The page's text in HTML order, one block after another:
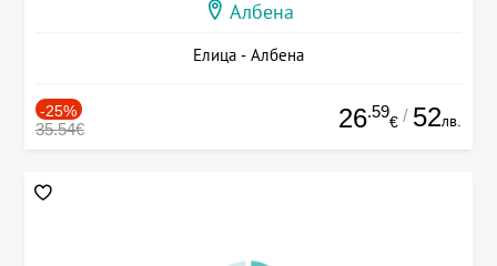
Албена
Елица - Албена
-25%
35.54€ 26.59
€ / 52лв.